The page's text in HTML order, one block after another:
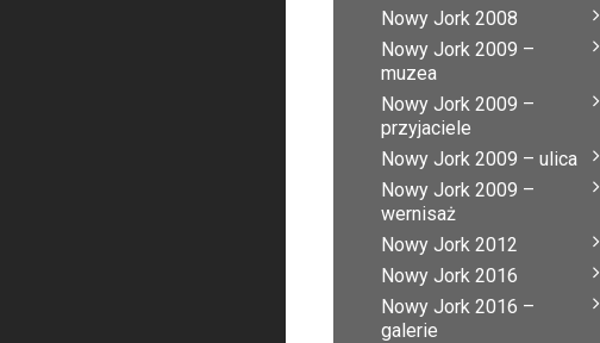
Nowy Jork 2008
Nowy Jork 2009 –
muzea
Nowy Jork 2009 –
przyjaciele
Nowy Jork 2009 – ulica
Nowy Jork 2009 –
wernisaż
Nowy Jork 2012
Nowy Jork 2016
Nowy Jork 2016 –
galerie